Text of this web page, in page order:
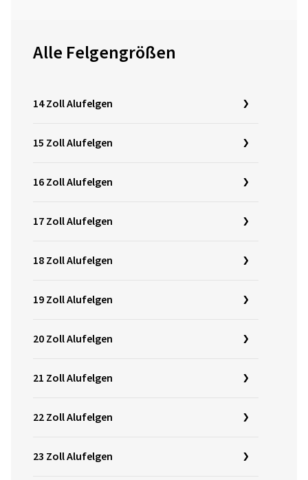
Alle Felgengrößen
14 Zoll Alufelgen
15 Zoll Alufelgen
16 Zoll Alufelgen
17 Zoll Alufelgen
18 Zoll Alufelgen
19 Zoll Alufelgen
20 Zoll Alufelgen
21 Zoll Alufelgen
22 Zoll Alufelgen
23 Zoll Alufelgen